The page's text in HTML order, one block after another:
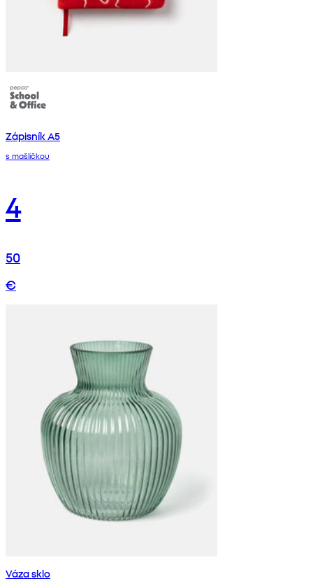
Zápisník A5
s mašličkou
4
50
€
Váza sklo